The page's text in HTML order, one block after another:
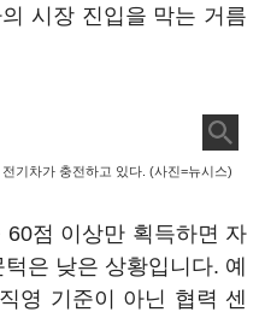
시장 진입을 막는 거름
기차가 충전하고 있다. (사진=뉴시스)
점 이상만 획득하면 자
은 낮은 상황입니다. 예
영 기준이 아닌 협력 센